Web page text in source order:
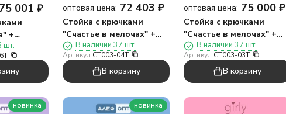
75 001 ₽
+
и
шт.
оптовая цена: 72 403 ₽
Стойка с крючками
"Счастье в мелочах" +
комплект канцелярии
№2
В наличии 37 шт.
Артикул:CT003-04Т
В корзину
оптовая цена: 75 000 ₽
Стойка с крючками
"Счастье в мелочах" +
комплект товаров для
сумок
В наличии 37 шт.
Артикул:CT003-03T
В корзину
новинка новинка